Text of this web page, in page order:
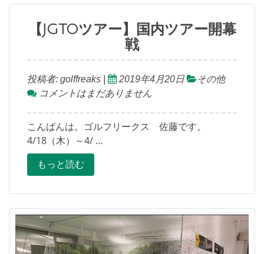
【JGTOツアー】国内ツアー開幕
戦
投稿者: golffreaks 2019年4月20日
その他
コメントはまだありません
こんばんは。ゴルフリークス 佐藤です。
4/18（木）～4/ …
もっと読む